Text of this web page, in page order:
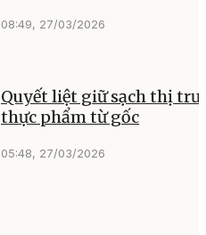
08:49, 27/03/2026
Quyết liệt giữ sạch thị
thực phẩm từ gốc
05:48, 27/03/2026